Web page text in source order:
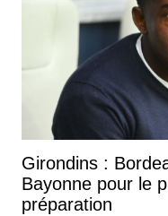
Girondins :
Bayonne pour le
préparation